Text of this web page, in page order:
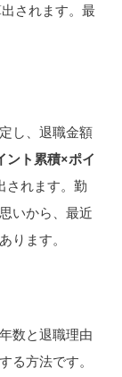
されます。最
し、退職金額
ント累積×ポイ
されます。勤
いから、最近
ります。
数と退職理由
る方法です。